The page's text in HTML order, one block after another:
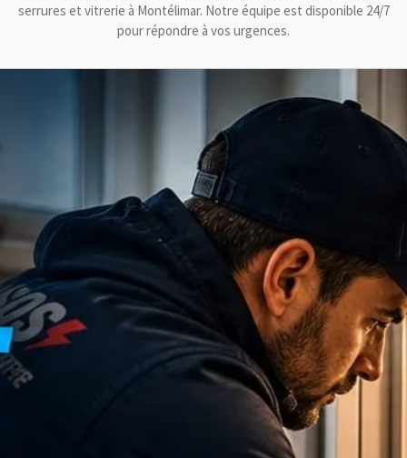
serrures et vitrerie à Montélimar. Notre équipe est disponible 24/7
pour répondre à vos urgences.